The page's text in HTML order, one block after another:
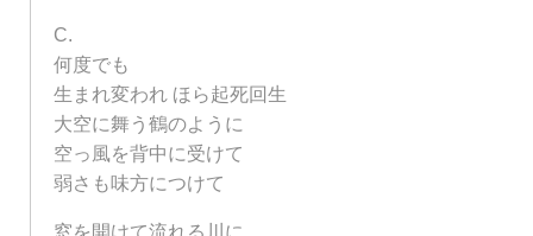
C.
何度でも
生まれ変われ ほら起死回生
大空に舞う鶴のように
空っ風を背中に受けて
弱さも味方につけて
窓を開けて流れる川に